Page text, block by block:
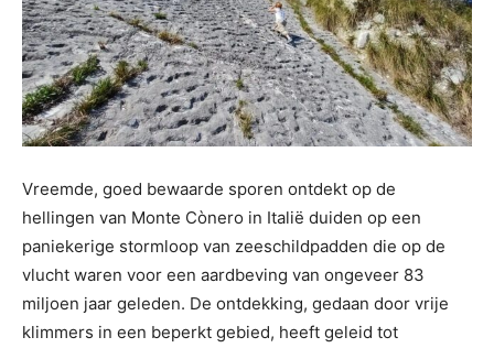
Vreemde, goed bewaarde sporen ontdekt op de
hellingen van Monte Cònero in Italië duiden op een
paniekerige stormloop van zeeschildpadden die op de
vlucht waren voor een aardbeving van ongeveer 83
miljoen jaar geleden. De ontdekking, gedaan door vrije
klimmers in een beperkt gebied, heeft geleid tot